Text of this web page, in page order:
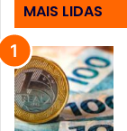
MAIS LIDAS